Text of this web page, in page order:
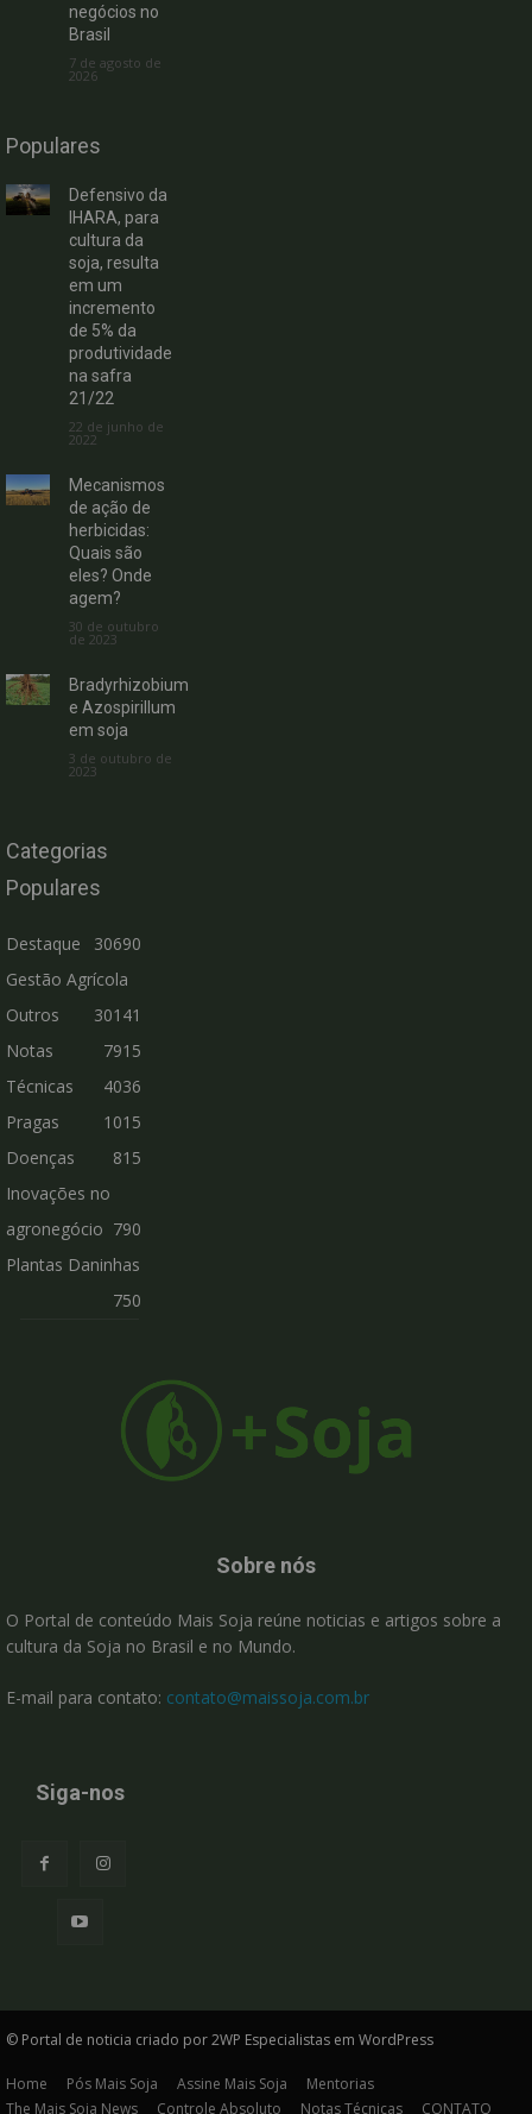
negócios no
Brasil
7 de agosto de
2026
Populares
Defensivo da
IHARA, para
cultura da
soja, resulta
em um
incremento
de 5% da
produtividade
na safra
21/22
22 de junho de
2022
Mecanismos
de ação de
herbicidas:
Quais são
eles? Onde
agem?
30 de outubro
de 2023
Bradyrhizobium
e Azospirillum
em soja
3 de outubro de
2023
Categorias
Populares
Destaque
30690
Gestão Agrícola
30141
Outros
7915
Notas
Técnicas
4036
Pragas
1015
Doenças
815
Inovações no
agronegócio 790
Plantas Daninhas
750
Sobre nós
O Portal de conteúdo Mais Soja reúne noticias e artigos sobre a
cultura da Soja no Brasil e no Mundo.
E-mail para contato: contato@maissoja.com.br
Siga-nos
© Portal de noticia criado por 2WP Especialistas em WordPress
Home Pós Mais Soja Assine Mais Soja
Mentorias
The Mais Soja News
Controle Absoluto Notas Técnicas CONTATO